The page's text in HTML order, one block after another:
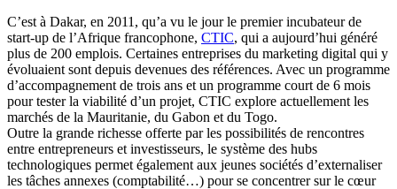
C’est à Dakar, en 2011, qu’a vu le jour le premier incubateur de
start-up de l’Afrique francophone, CTIC, qui a aujourd’hui généré
plus de 200 emplois. Certaines entreprises du marketing digital qui y
évoluaient sont depuis devenues des références. Avec un programme
d’accompagnement de trois ans et un programme court de 6 mois
pour tester la viabilité d’un projet, CTIC explore actuellement les
marchés de la Mauritanie, du Gabon et du Togo.
Outre la grande richesse offerte par les possibilités de rencontres
entre entrepreneurs et investisseurs, le système des hubs
technologiques permet également aux jeunes sociétés d’externaliser
les tâches annexes (comptabilité…) pour se concentrer sur le cœur